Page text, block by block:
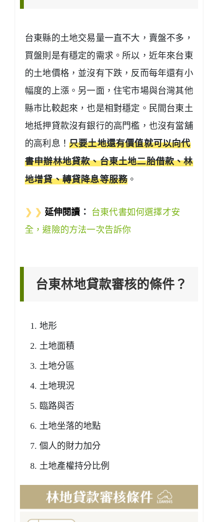
台東縣的土地交易量一直不大，賣盤不多，
買盤則是有穩定的需求。所以，近年來台東
的土地價格，並沒有下跌，反而每年還有小
幅度的上漲。另一面，住宅市場與台灣其他
縣市比較起來，也是相對穩定。民間台東土
地抵押貸款沒有銀行的高門檻，也沒有當舖
的高利息！ 只要土地還有價值就可以向代
書申辦林地貸款、台東土地二胎借款、林
地增貸、轉貸降息等服務 。
❯ ❯ 延伸閱讀 ：
台東代書如何選擇才安
全，避險的方法一次告訴你
台東林地貸款審核的條件？
地形
土地面積
土地分區
土地現況
臨路與否
土地坐落的地點
個人的財力加分
土地產權持分比例